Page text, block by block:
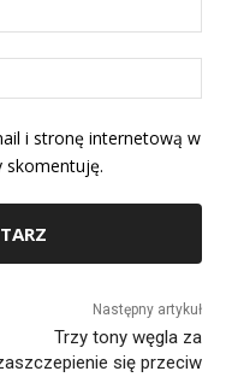
i stronę internetową w
skomentuję.
Następny artykuł
Trzy tony węgla za
się przeciw